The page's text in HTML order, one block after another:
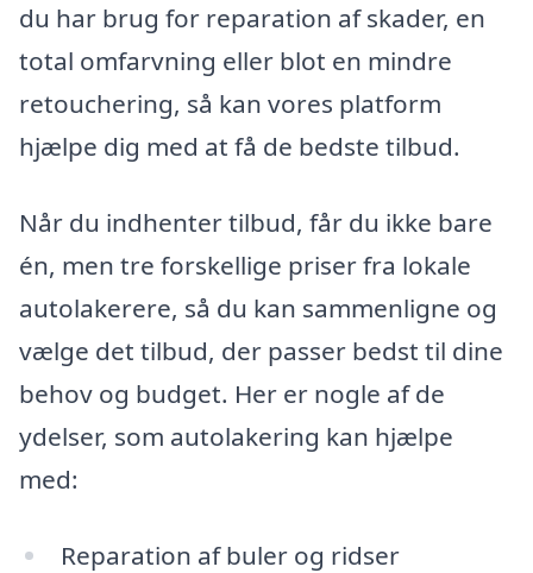
du har brug for reparation af skader, en
total omfarvning eller blot en mindre
retouchering, så kan vores platform
hjælpe dig med at få de bedste tilbud.
Når du indhenter tilbud, får du ikke bare
én, men tre forskellige priser fra lokale
autolakerere, så du kan sammenligne og
vælge det tilbud, der passer bedst til dine
behov og budget. Her er nogle af de
ydelser, som autolakering kan hjælpe
med:
Reparation af buler og ridser